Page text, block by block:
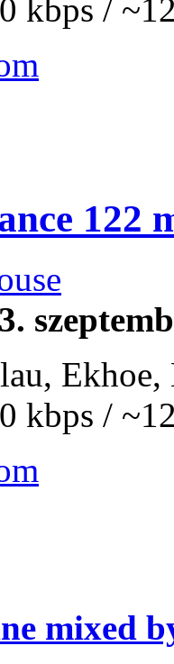
kbps /
122
kbps /
mixed